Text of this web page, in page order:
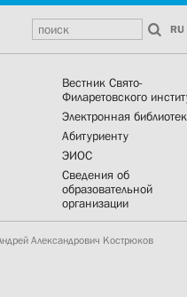
RU
Вестник Свято-
Филаретовского
Электронная
Абитуриенту
ЭИОС
Сведения об
образовательной
организации
Александрович Кострюков